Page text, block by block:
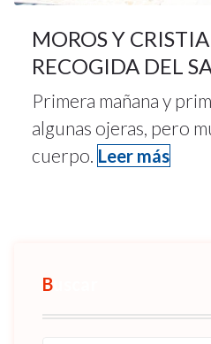
MOROS Y
RECOGIDA DEL
Primera mañana y
algunas ojeras, pero
cuerpo. Leer más